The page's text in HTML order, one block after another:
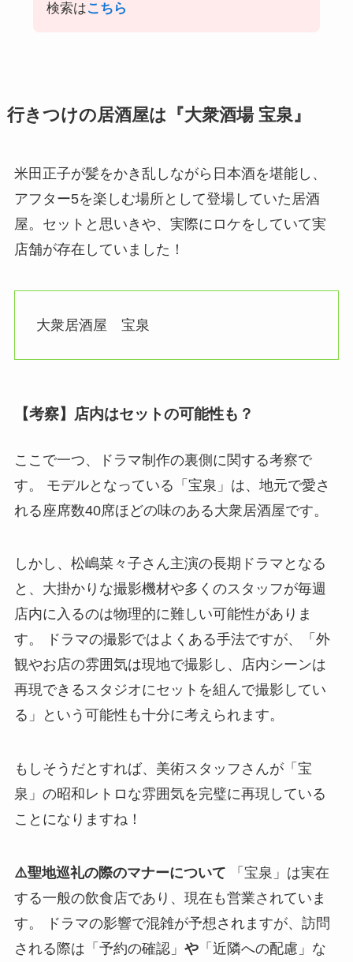
検索はこちら
行きつけの居酒屋は『大衆酒場 宝泉』
米田正子が髪をかき乱しながら日本酒を堪能し、
アフター5を楽しむ場所として登場していた居酒
屋。セットと思いきや、実際にロケをしていて実
店舗が存在していました！
大衆居酒屋 宝泉
【考察】店内はセットの可能性も？
ここで一つ、ドラマ制作の裏側に関する考察で
す。 モデルとなっている「宝泉」は、地元で愛さ
れる座席数40席ほどの味のある大衆居酒屋です。
しかし、松嶋菜々子さん主演の長期ドラマとなる
と、大掛かりな撮影機材や多くのスタッフが毎週
店内に入るのは物理的に難しい可能性がありま
す。 ドラマの撮影ではよくある手法ですが、「外
観やお店の雰囲気は現地で撮影し、店内シーンは
再現できるスタジオにセットを組んで撮影してい
る」という可能性も十分に考えられます。
もしそうだとすれば、美術スタッフさんが「宝
泉」の昭和レトロな雰囲気を完璧に再現している
ことになりますね！
⚠️聖地巡礼の際のマナーについて 「宝泉」は実在
する一般の飲食店であり、現在も営業されていま
す。 ドラマの影響で混雑が予想されますが、訪問
される際は「予約の確認」 や「近隣への配慮」な